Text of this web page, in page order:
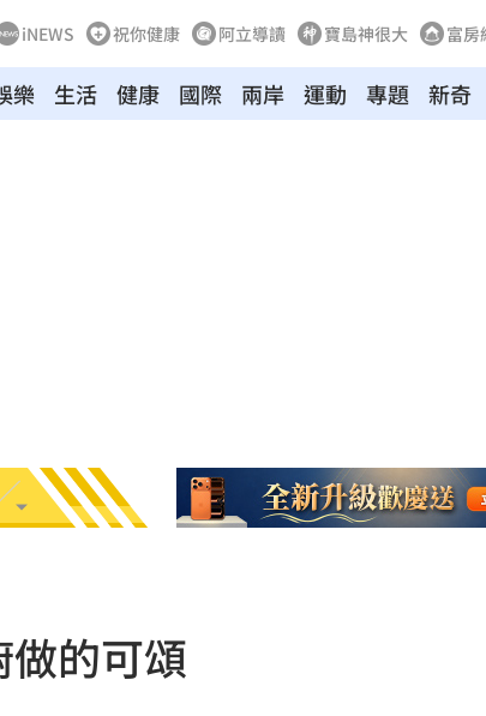
iNEWS 祝你健康 阿立導讀 寶島神很大 富房
樂 生活 健康 國際 兩岸 運動 專題 新奇
做的可頌